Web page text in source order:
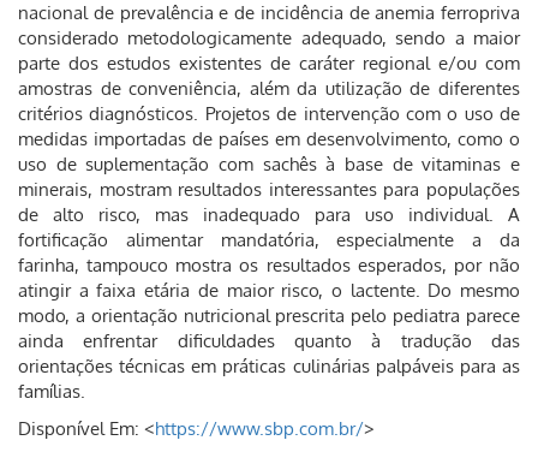
nacional de prevalência e de incidência de anemia ferropriva
considerado metodologicamente adequado, sendo a maior
parte dos estudos existentes de caráter regional e/ou com
amostras de conveniência, além da utilização de diferentes
critérios diagnósticos. Projetos de intervenção com o uso de
medidas importadas de países em desenvolvimento, como o
uso de suplementação com sachês à base de vitaminas e
minerais, mostram resultados interessantes para populações
de alto risco, mas inadequado para uso individual. A
fortificação alimentar mandatória, especialmente a da
farinha, tampouco mostra os resultados esperados, por não
atingir a faixa etária de maior risco, o lactente. Do mesmo
modo, a orientação nutricional prescrita pelo pediatra parece
ainda enfrentar dificuldades quanto à tradução das
orientações técnicas em práticas culinárias palpáveis para as
famílias.
Disponível Em: <https://www.sbp.com.br/>